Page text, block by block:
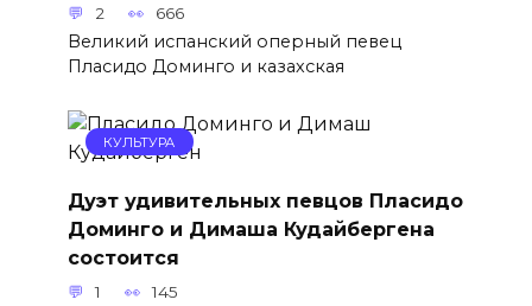
2 666
Великий испанский оперный певец
Пласидо Доминго и казахская
КУЛЬТУРА
Дуэт удивительных певцов Пласидо
Доминго и Димаша Кудайбергена
состоится
1 145